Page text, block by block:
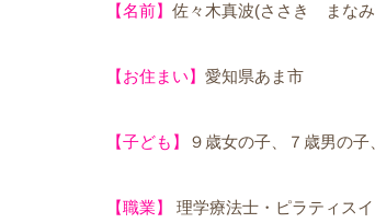
【名前】 佐々木真波(ささき まな
【お住まい】 愛知県あま市
【子ども】 ９歳女の子、７歳男の
【職業】 理学療法士・ピラティス